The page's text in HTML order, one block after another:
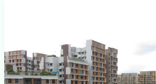
megmutatja,
hogyan
nézhet